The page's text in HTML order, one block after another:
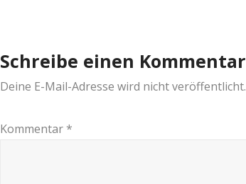
Schreibe einen Kommentar
Deine E-Mail-Adresse wird nicht veröffentlicht.
Kommentar *